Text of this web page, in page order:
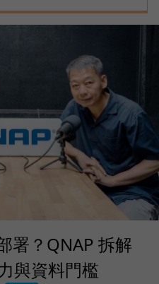
署？QNAP 拆解
與資料門檻